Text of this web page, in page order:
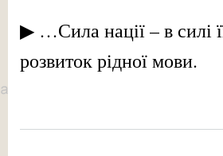
▶ …Сила нації – в силі
розвиток рідної мови.